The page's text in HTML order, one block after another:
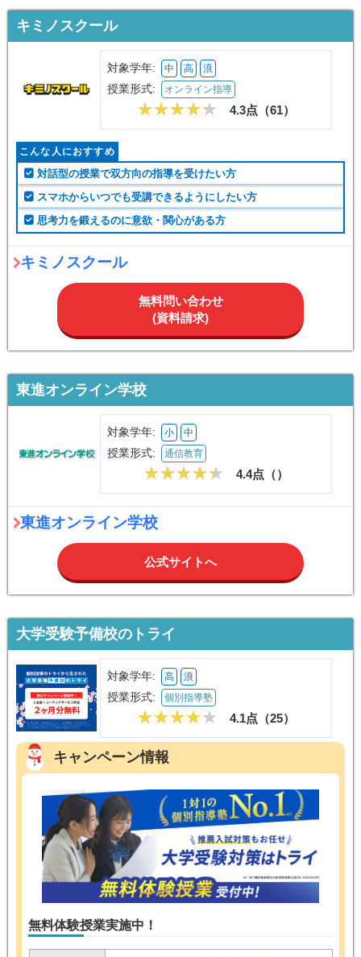
キミノスクール
対象学年: 中 高 浪
授業形式: オンライン指導
4.3点（61）
こんな人におすすめ
対話型の授業で双方向の指導を受けたい方
スマホからいつでも受講できるようにしたい方
思考力を鍛えるのに意欲・関心がある方
キミノスクール
無料問い合わせ
(資料請求)
東進オンライン学校
対象学年: 小 中
授業形式: 通信教育
4.4点（）
東進オンライン学校
公式サイトへ
大学受験予備校のトライ
対象学年: 高 浪
授業形式: 個別指導塾
4.1点（25）
キャンペーン情報
無料体験授業実施中！